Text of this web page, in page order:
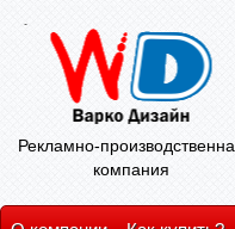
Рекламно-
компания